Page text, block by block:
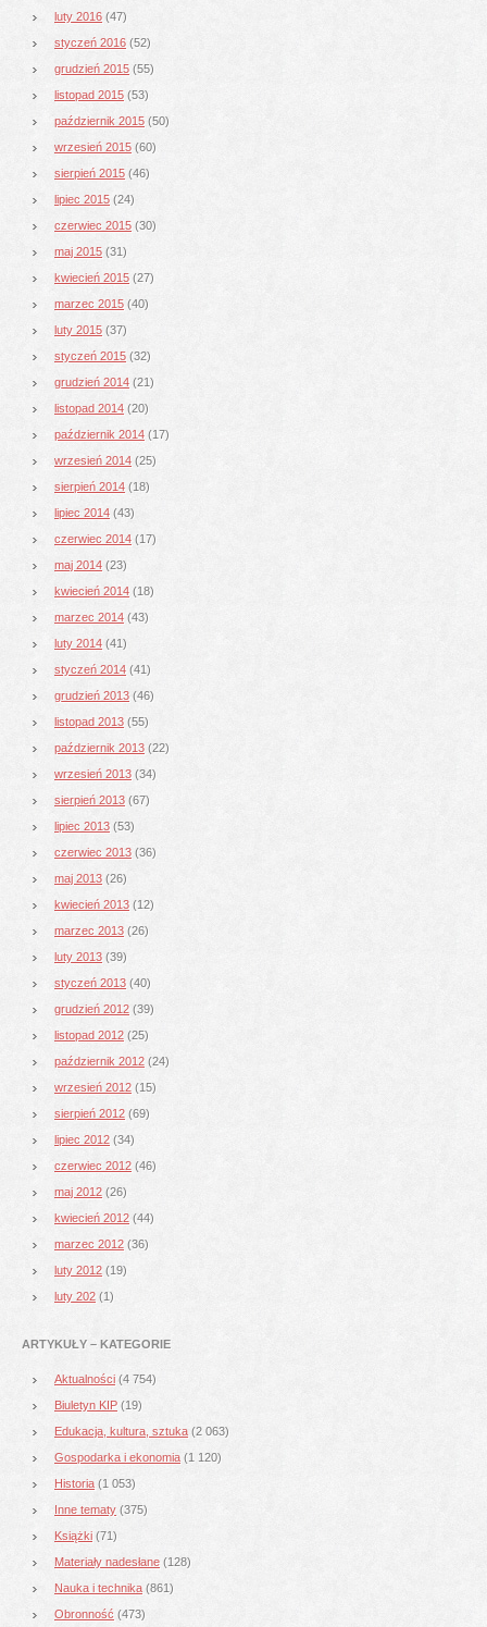
luty 2016 (47)
styczeń 2016 (52)
grudzień 2015 (55)
listopad 2015 (53)
październik 2015 (50)
wrzesień 2015 (60)
sierpień 2015 (46)
lipiec 2015 (24)
czerwiec 2015 (30)
maj 2015 (31)
kwiecień 2015 (27)
marzec 2015 (40)
luty 2015 (37)
styczeń 2015 (32)
grudzień 2014 (21)
listopad 2014 (20)
październik 2014 (17)
wrzesień 2014 (25)
sierpień 2014 (18)
lipiec 2014 (43)
czerwiec 2014 (17)
maj 2014 (23)
kwiecień 2014 (18)
marzec 2014 (43)
luty 2014 (41)
styczeń 2014 (41)
grudzień 2013 (46)
listopad 2013 (55)
październik 2013 (22)
wrzesień 2013 (34)
sierpień 2013 (67)
lipiec 2013 (53)
czerwiec 2013 (36)
maj 2013 (26)
kwiecień 2013 (12)
marzec 2013 (26)
luty 2013 (39)
styczeń 2013 (40)
grudzień 2012 (39)
listopad 2012 (25)
październik 2012 (24)
wrzesień 2012 (15)
sierpień 2012 (69)
lipiec 2012 (34)
czerwiec 2012 (46)
maj 2012 (26)
kwiecień 2012 (44)
marzec 2012 (36)
luty 2012 (19)
luty 202 (1)
ARTYKUŁY – KATEGORIE
Aktualności (4 754)
Biuletyn KIP (19)
Edukacja, kultura, sztuka (2 063)
Gospodarka i ekonomia (1 120)
Historia (1 053)
Inne tematy (375)
Książki (71)
Materiały nadesłane (128)
Nauka i technika (861)
Obronność (473)